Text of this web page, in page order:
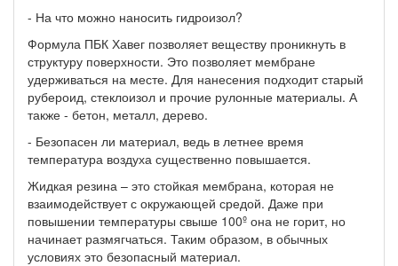
- На что можно наносить гидроизол?
Формула ПБК Хавег позволяет веществу проникнуть в
структуру поверхности. Это позволяет мембране
удерживаться на месте. Для нанесения подходит старый
рубероид, стеклоизол и прочие рулонные материалы. А
также - бетон, металл, дерево.
- Безопасен ли материал, ведь в летнее время
температура воздуха существенно повышается.
Жидкая резина – это стойкая мембрана, которая не
взаимодействует с окружающей средой. Даже при
повышении температуры свыше 100º она не горит, но
начинает размягчаться. Таким образом, в обычных
условиях это безопасный материал.